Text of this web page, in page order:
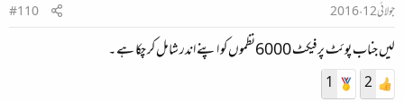
جولائی 12، 2016
#110
لیں جناب پوئٹ پرفیکٹ 6000نظموں کو اپنے اندر شامل کر چکا ہے ۔
2
1